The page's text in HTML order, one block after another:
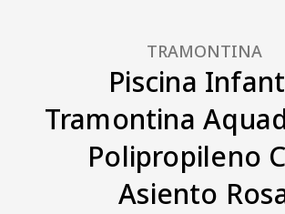
TRAMONTINA
Piscina
Tramontina
Polipropileno
Asiento